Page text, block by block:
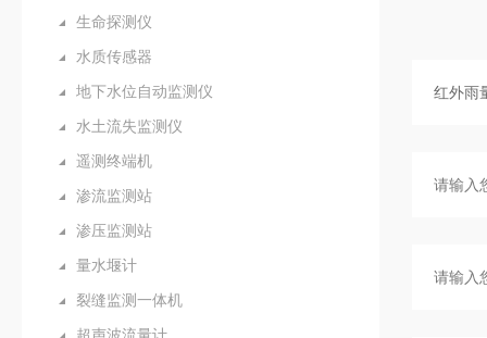
生命探测仪
水质传感器
地下水位自动监测仪
水土流失监测仪
遥测终端机
渗流监测站
渗压监测站
量水堰计
裂缝监测一体机